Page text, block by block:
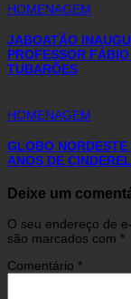
HOMENAGEM
JABOATÃO
PROFESSOR
TUBARÕES
HOMENAGEM
GLOBO
ANOS DE
Deixe um
O seu endereço de
são marcados com *
Comentário *